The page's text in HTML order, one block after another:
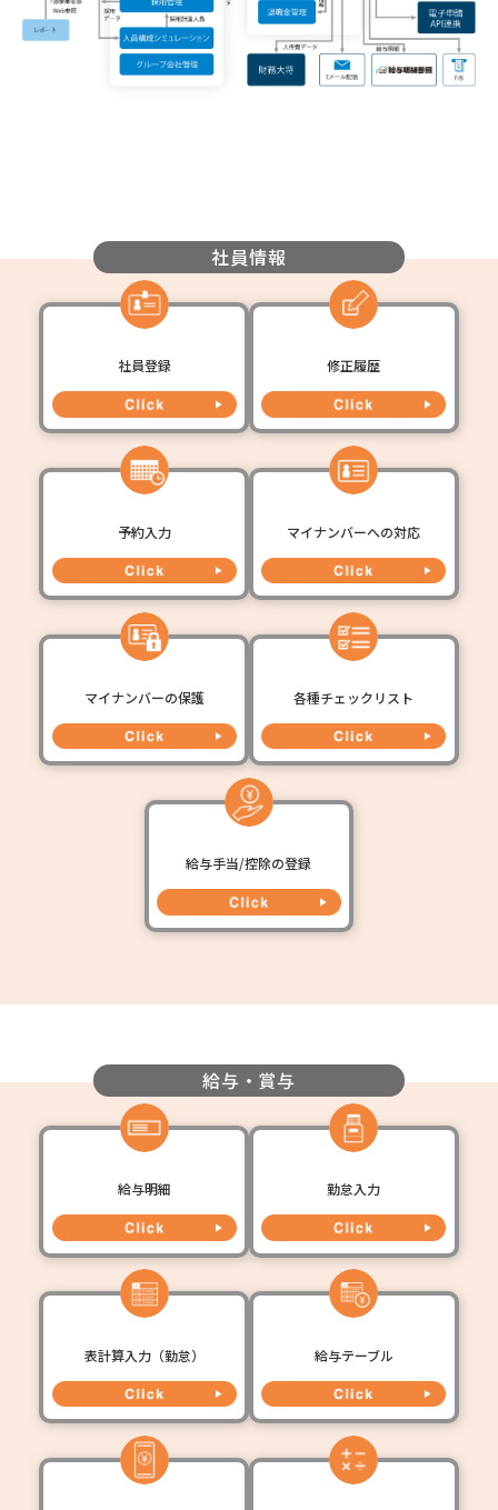
社員情報
社員登録 修正履歴
予約入力 マイナンバーへの対応
マイナンバーの保護 各種チェックリスト
給与手当/控除の登録
給与・賞与
給与明細 勤怠入力
表計算入力（勤怠） 給与テーブル